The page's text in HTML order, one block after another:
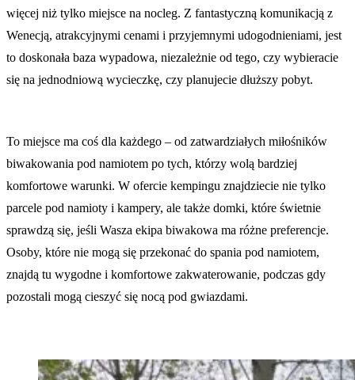
więcej niż tylko miejsce na nocleg. Z fantastyczną komunikacją z
Wenecją, atrakcyjnymi cenami i przyjemnymi udogodnieniami, jest
to doskonała baza wypadowa, niezależnie od tego, czy wybieracie
się na jednodniową wycieczkę, czy planujecie dłuższy pobyt.
To miejsce ma coś dla każdego – od zatwardziałych miłośników
biwakowania pod namiotem po tych, którzy wolą bardziej
komfortowe warunki. W ofercie kempingu znajdziecie nie tylko
parcele pod namioty i kampery, ale także domki, które świetnie
sprawdzą się, jeśli Wasza ekipa biwakowa ma różne preferencje.
Osoby, które nie mogą się przekonać do spania pod namiotem,
znajdą tu wygodne i komfortowe zakwaterowanie, podczas gdy
pozostali mogą cieszyć się nocą pod gwiazdami.